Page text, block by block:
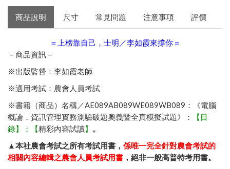
商品說明 尺寸 常見問題 注意事項 評價
＝上榜靠自己，士明／李如霞來撐你＝
－商品資訊－
※出版監督：李如霞老師
※適用考試：農會人員考試
※書籍（商品）名稱／AE089AB089WE089WB089：《電腦
概論．資訊管理實務測驗破題奧義暨全真模擬試題》：
【 目
錄】；【精彩內容試讀】 。
▲本社農會考試之所有考試用書， 係唯一完全針對農會考試的
相關內容編輯之農會人員考試用書 ，絕非一般高普特考用書。